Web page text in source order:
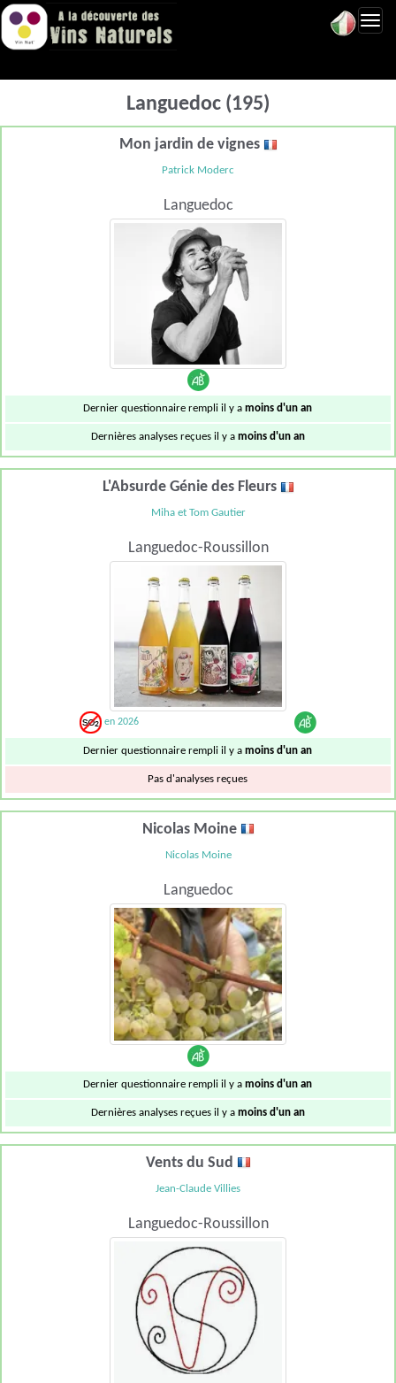
Languedoc (195)
Mon jardin de vignes
Patrick Moderc
Languedoc
Dernier questionnaire rempli il y amoins d'un an
Dernières analyses reçues il y a moins d'un an
L'Absurde Génie des Fleurs
Miha et Tom Gautier
Languedoc-Roussillon
en 2026
Dernier questionnaire rempli il y amoins d'un an
Pas d'analyses reçues
Nicolas Moine
Nicolas Moine
Languedoc
Dernier questionnaire rempli il y amoins d'un an
Dernières analyses reçues il y a moins d'un an
Vents du Sud
Jean-Claude Villies
Languedoc-Roussillon